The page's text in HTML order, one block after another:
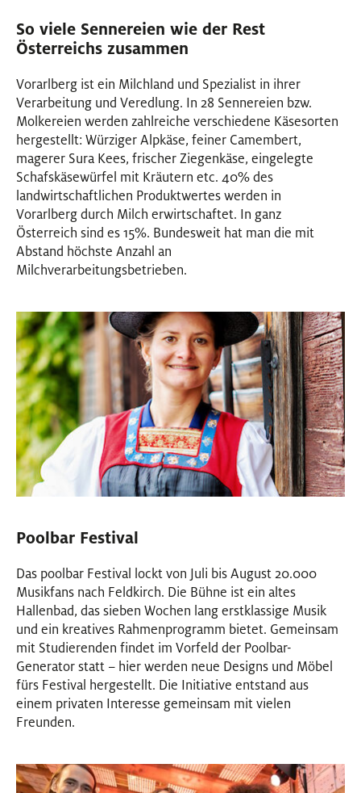
So viele Sennereien wie der Rest
Österreichs zusammen
Vorarlberg ist ein Milchland und Spezialist in ihrer
Verarbeitung und Veredlung. In 28 Sennereien bzw.
Molkereien werden zahlreiche verschiedene Käsesorten
hergestellt: Würziger Alpkäse, feiner Camembert,
magerer Sura Kees, frischer Ziegenkäse, eingelegte
Schafskäsewürfel mit Kräutern etc. 40% des
landwirtschaftlichen Produktwertes werden in
Vorarlberg durch Milch erwirtschaftet. In ganz
Österreich sind es 15%. Bundesweit hat man die mit
Abstand höchste Anzahl an
Milchverarbeitungsbetrieben.
Poolbar Festival
Das poolbar Festival lockt von Juli bis August 20.000
Musikfans nach Feldkirch. Die Bühne ist ein altes
Hallenbad, das sieben Wochen lang erstklassige Musik
und ein kreatives Rahmenprogramm bietet. Gemeinsam
mit Studierenden findet im Vorfeld der Poolbar-
Generator statt – hier werden neue Designs und Möbel
fürs Festival hergestellt. Die Initiative entstand aus
einem privaten Interesse gemeinsam mit vielen
Freunden.